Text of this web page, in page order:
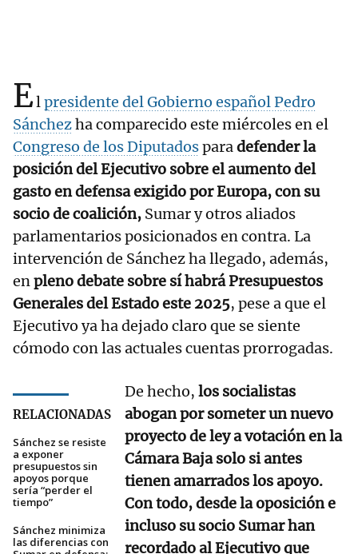
Elpresidente del Gobierno español Pedro
Sánchezha comparecido este miércoles en el
Congreso de los Diputadosparadefender la
posición del Ejecutivo sobre el aumento del
gasto en defensa exigido por Europa, con su
socio de coalición, Sumar y otros aliados
parlamentarios posicionados en contra. La
intervención de Sánchez ha llegado, además,
enpleno debate sobre sí habrá Presupuestos
Generales del Estado este 2025, pese a que el
Ejecutivo ya ha dejado claro que se siente
cómodo con las actuales cuentas prorrogadas.
RELACIONADAS
Sánchez se resiste
a exponer
presupuestos sin
apoyos porque
sería “perder el
tiempo”
Sánchez minimiza
las diferencias con
De hecho, los socialistas
abogan por someter un nuevo
proyecto de ley a votación en la
Cámara Baja solo si antes
tienen amarrados los apoyo.
Con todo, desde la oposición e
incluso su socio Sumar han
recordado al Ejecutivo que